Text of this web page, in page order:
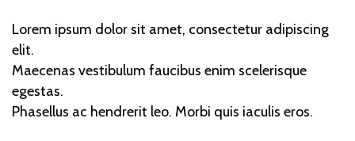
Lorem ipsum dolor sit amet, consectetur adipiscing
elit.
Maecenas vestibulum faucibus enim scelerisque
egestas.
Phasellus ac hendrerit leo. Morbi quis iaculis eros.